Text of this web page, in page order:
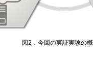
図2．今回の実証実験の